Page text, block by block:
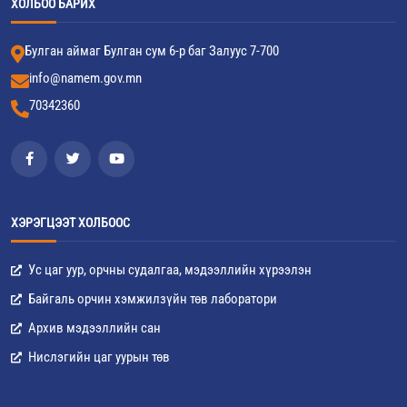
ХОЛБОО БАРИХ
Булган аймаг Булган сум 6-р баг Залуус 7-700
info@namem.gov.mn
70342360
ХЭРЭГЦЭЭТ ХОЛБООС
Ус цаг уур, орчны судалгаа, мэдээллийн хүрээлэн
Байгаль орчин хэмжилзүйн төв лаборатори
Архив мэдээллийн сан
Нислэгийн цаг уурын төв